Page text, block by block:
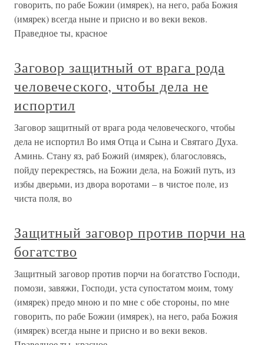
говорить, по рабе Божии (имярек), на него, раба Божия
(имярек) всегда ныне и присно и во веки веков.
Праведное ты, красное
Заговор защитный от врага рода
человеческого, чтобы дела не
испортил
Заговор защитный от врага рода человеческого, чтобы
дела не испортил Во имя Отца и Сына и Святаго Духа.
Аминь. Стану яз, раб Божий (имярек), благословясь,
пойду перекрестясь, на Божии дела, на Божий путь, из
избы дверьми, из двора воротами – в чистое поле, из
чиста поля, во
Защитный заговор против порчи на
богатство
Защитный заговор против порчи на богатство Господи,
помози, завяжи, Господи, уста супостатом моим, тому
(имярек) предо мною и по мне с обе стороны, по мне
говорить, по рабе Божии (имярек), на него, раба Божия
(имярек) всегда ныне и присно и во веки веков.